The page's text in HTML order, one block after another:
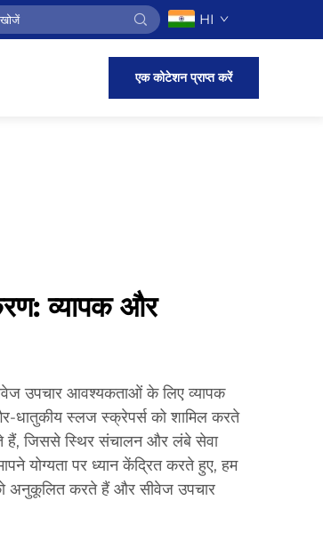
HI
एक कोटेशन प्राप्त करें
व्यापक और
उपचार आवश्यकताओं के लिए व्यापक
धातुकीय स्लज स्क्रेपर्स को शामिल करते
हैं, जिससे स्थिर संचालन और लंबे सेवा
योग्यता पर ध्यान केंद्रित करते हुए, हम
अनुकूलित करते हैं और सीवेज उपचार